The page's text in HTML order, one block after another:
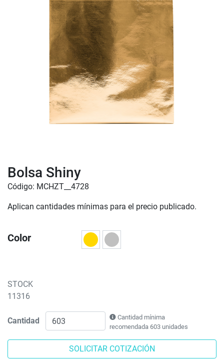
Bolsa Shiny
Código: MCHZT__4728
Aplican cantidades mínimas para el precio publicado.
Color
STOCK
11316
Cantidad
Cantidad mínima
recomendada 603 unidades
SOLICITAR COTIZACIÓN